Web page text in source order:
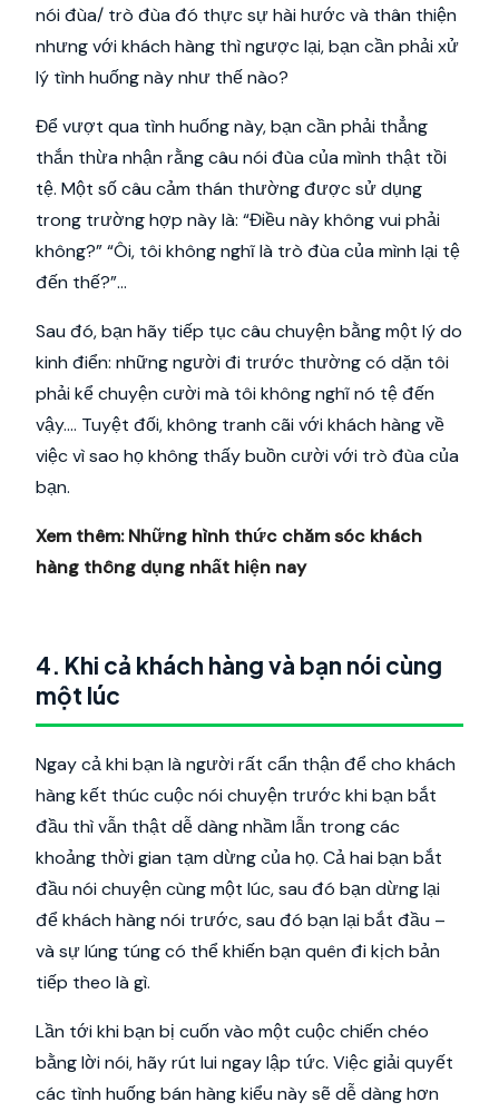
nói đùa/ trò đùa đó thực sự hài hước và thân thiện
nhưng với khách hàng thì ngược lại, bạn cần phải xử
lý tình huống này như thế nào?
Để vượt qua tình huống này, bạn cần phải thẳng
thắn thừa nhận rằng câu nói đùa của mình thật tồi
tệ. Một số câu cảm thán thường được sử dụng
trong trường hợp này là: “Điều này không vui phải
không?” “Ôi, tôi không nghĩ là trò đùa của mình lại tệ
đến thế?”…
Sau đó, bạn hãy tiếp tục câu chuyện bằng một lý do
kinh điển: những người đi trước thường có dặn tôi
phải kể chuyện cười mà tôi không nghĩ nó tệ đến
vậy…. Tuyệt đối, không tranh cãi với khách hàng về
việc vì sao họ không thấy buồn cười với trò đùa của
bạn.
Xem thêm:Những hình thức chăm sóc khách
hàng thông dụng nhất hiện nay
4. Khi cả khách hàng và bạn nói cùng
một lúc
Ngay cả khi bạn là người rất cẩn thận để cho khách
hàng kết thúc cuộc nói chuyện trước khi bạn bắt
đầu thì vẫn thật dễ dàng nhầm lẫn trong các
khoảng thời gian tạm dừng của họ. Cả hai bạn bắt
đầu nói chuyện cùng một lúc, sau đó bạn dừng lại
để khách hàng nói trước, sau đó bạn lại bắt đầu –
và sự lúng túng có thể khiến bạn quên đi kịch bản
tiếp theo là gì.
Lần tới khi bạn bị cuốn vào một cuộc chiến chéo
bằng lời nói, hãy rút lui ngay lập tức. Việc giải quyết
các tình huống bán hàng kiểu này sẽ dễ dàng hơn